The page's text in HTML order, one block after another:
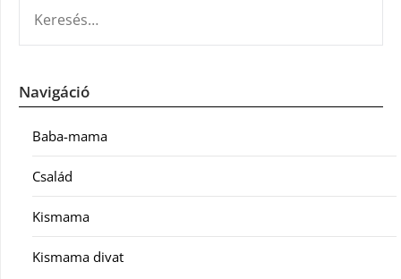
Navigáció
Baba-mama
Család
Kismama
Kismama divat